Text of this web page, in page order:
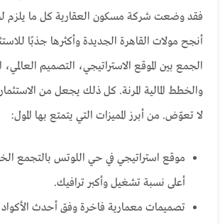
فقد وضعت شركة مسكون العقارية كل ما يلزم
أنجح مولات القاهرة الجديدة وأكثرها جذبًا
الجمع بين الموقع الاستراتيجي، التصميم العالمي،
والخطط المالية المرنة. كل ذلك يجعل من
لا تعوّض. من أبرز المميزات التي يتمتع بها المول:
موقع استراتيجي في حي اللوتس بالتجمع
أعلى نسبة تشغيل وأكبر ترافيك.
تصميمات معمارية فاخرة وفق أحدث الأكواد